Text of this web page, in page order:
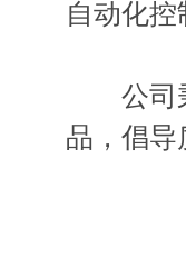
自动化
公司秉
品，倡导